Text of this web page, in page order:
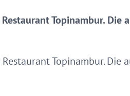
Topinambur. Die
Topinambur. Die